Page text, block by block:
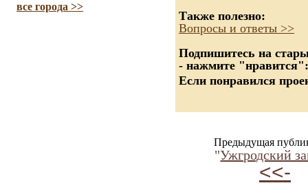
все города >>
Также полезно:
Вопросы и ответы >>
Подпишитесь на
- нажмите "нравится":
Если понравился
Предыдущая
"Ужгродский
<<-